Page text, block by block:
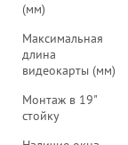
(мм)
Максимальная
длина
видеокарты (мм)
Монтаж в 19"
стойку